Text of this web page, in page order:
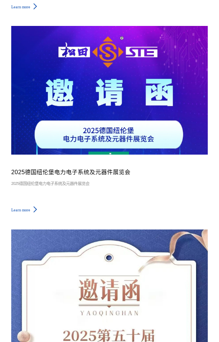
Learn more
2025德国纽伦堡电力电子系统及元器件展览会
2025德国纽伦堡电力电子系统及元器件展览会
Learn more